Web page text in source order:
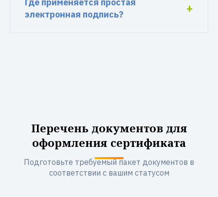
электронная подпись?
Перечень документов для
оформления сертификата
Подготовьте требуемый пакет документов в
соответствии с вашим статусом